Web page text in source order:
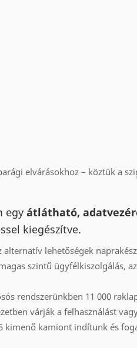
elvárásokhoz – köztük a
egy átlátható,
kiegészítve.
lehetőségek
szintű ügyfélkiszolgálás,
rendszerünkben 11 000
várják a felhasználást
kimenő kamiont indítunk és